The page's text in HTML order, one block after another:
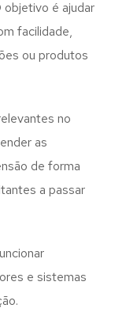
objetivo é ajudar
facilidade,
ou produtos
no
as
de forma
a passar
e sistemas